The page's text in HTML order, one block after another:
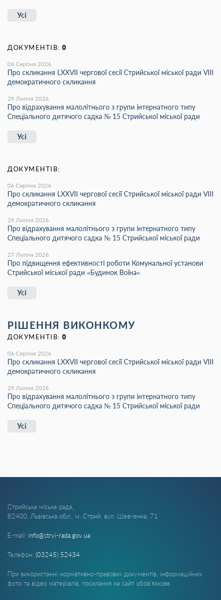
Усі
ДОКУМЕНТІВ: 0
06 Серпня 2026
Про скликання LХХVІІ чергової сесії Стрийської міської ради VIII
демократичного скликання
29 Липня 2026
Про відрахування малолітнього з групи інтернатного типу
Спеціального дитячого садка № 15 Стрийської міської ради
Усі
ДОКУМЕНТІВ:
06 Серпня 2026
Про скликання LХХVІІ чергової сесії Стрийської міської ради VIII
демократичного скликання
29 Липня 2026
Про відрахування малолітнього з групи інтернатного типу
Спеціального дитячого садка № 15 Стрийської міської ради
27 Липня 2026
Про підвищення ефективності роботи Комунальної установи
Стрийської міської ради «Будинок Воїна»
Усі
РІШЕННЯ ВИКОНКОМУ
ДОКУМЕНТІВ: 0
06 Серпня 2026
Про скликання LХХVІІ чергової сесії Стрийської міської ради VIII
демократичного скликання
29 Липня 2026
Про відрахування малолітнього з групи інтернатного типу
Спеціального дитячого садка № 15 Стрийської міської ради
Усі
Стрийська міська рада,
82400, Львівська обл., м. Стрий, вул. Шевченка, 71
E-mail: info@stryi-rada.gov.ua
Телефон: (03245) 52434
При використанні нормативно-правових документів, інформаційних
фото та відео матеріалів, посилання на сайт обов'язкове.